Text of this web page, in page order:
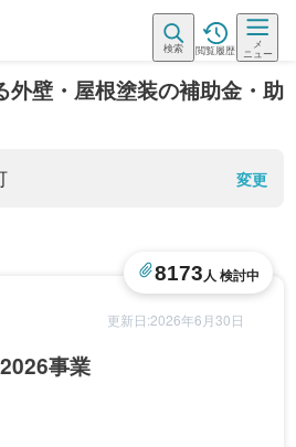
検索 閲覧履歴
メ
ニュー
外壁・屋根塗装の補助金・助
変更
更新日:2026年6月30日
事業
8173人 検討中